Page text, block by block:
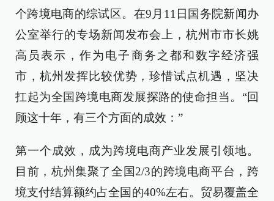
个跨境电商的综试区。在9月11日国务院新闻办
公室举行的专场新闻发布会上，杭州市市长姚
高员表示，作为电子商务之都和数字经济强
市，杭州发挥比较优势，珍惜试点机遇，坚决
扛起为全国跨境电商发展探路的使命担当。“回
顾这十年，有三个方面的成效：”
第一个成效，成为跨境电商产业发展引领地。
目前，杭州集聚了全国2/3的跨境电商平台，跨
境支付结算额约占全国的40%左右。贸易覆盖全